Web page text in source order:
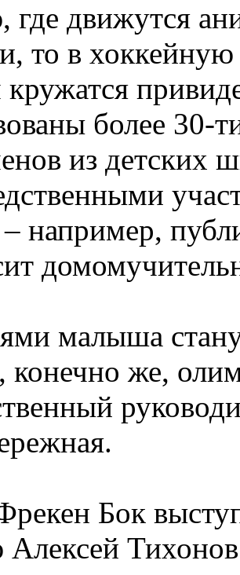
где движутся
то в хоккейную
кружатся
более 30-
из детских
– например,
малыша
конечно же,
Бок
Алексей